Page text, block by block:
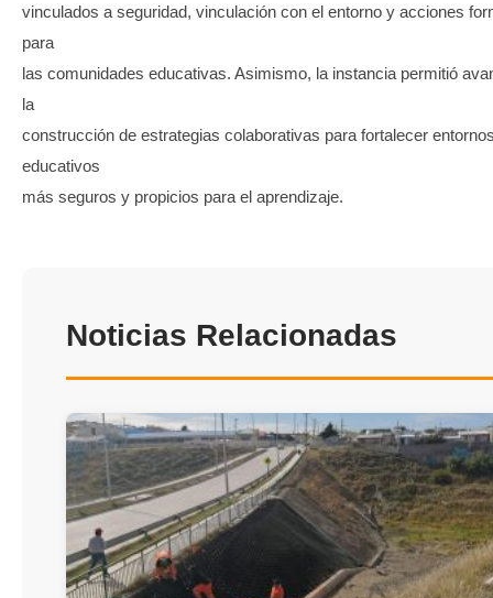
vinculados a seguridad, vinculación con el entorno y acciones
para
las comunidades educativas. Asimismo, la instancia permitió
la
construcción de estrategias colaborativas para fortalecer
educativos
más seguros y propicios para el aprendizaje.
Noticias Relacionadas